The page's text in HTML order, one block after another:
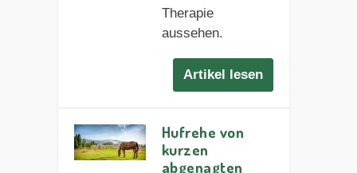
Therapie
aussehen.
Artikel lesen
Hufrehe von
kurzen
abgenagten